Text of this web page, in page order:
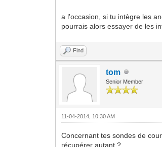
a l'occasion, si tu intègre les
pourrais alors essayer de les
Find
tom
Senior Member
11-04-2014, 10:30 AM
Concernant tes sondes de
récupérer autant ?